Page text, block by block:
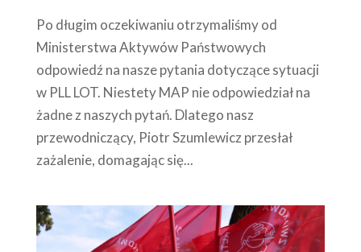
Po długim oczekiwaniu otrzymaliśmy od
Ministerstwa Aktywów Państwowych
odpowiedź na nasze pytania dotyczące sytuacji
w PLL LOT. Niestety MAP nie odpowiedział na
żadne z naszych pytań. Dlatego nasz
przewodniczący, Piotr Szumlewicz przesłał
zażalenie, domagając się...